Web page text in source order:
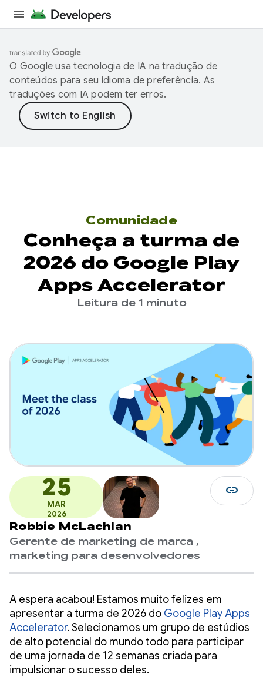
O Google usa tecnologia de IA na tradução de
conteúdos para seu idioma de preferência. As
traduções com IA podem ter erros.
Comunidade
Conheça a turma de
2026 do Google Play
Apps Accelerator
Leitura de 1 minuto
25
MAR
2026
Robbie McLachlan
Gerente de marketing de marca ,
marketing para desenvolvedores
link
A espera acabou! Estamos muito felizes em
apresentar a turma de 2026 do Google Play Apps
Accelerator. Selecionamos um grupo de estúdios
de alto potencial do mundo todo para participar
de uma jornada de 12 semanas criada para
impulsionar o sucesso deles.